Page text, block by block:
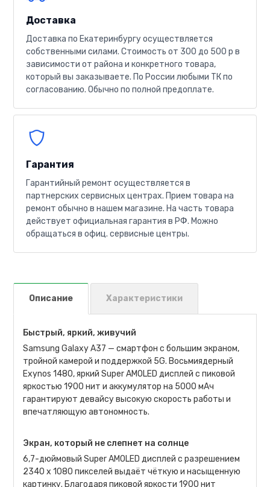
Доставка
Доставка по Екатеринбургу осуществляется
собственными силами. Стоимость от 300 до 500 р в
зависимости от района и конкретного товара,
который вы заказываете. По России любыми ТК по
согласованию. Обычно по полной предоплате.
Гарантия
Гарантийный ремонт осуществляется в
партнерских сервисных центрах. Прием товара на
ремонт обычно в нашем магазине. На часть товара
действует официальная гарантия в РФ. Можно
обращаться в офиц. сервисные центры.
Описание Характеристики
Быстрый, яркий, живучий
Samsung Galaxy A37 — смартфон с большим экраном,
тройной камерой и поддержкой 5G. Восьмиядерный
Exynos 1480, яркий Super AMOLED дисплей с пиковой
яркостью 1900 нит и аккумулятор на 5000 мАч
гарантируют девайсу высокую скорость работы и
впечатляющую автономность.
Экран, который не слепнет на солнце
6,7-дюймовый Super AMOLED дисплей с разрешением
2340 x 1080 пикселей выдаёт чёткую и насыщенную
картинку. Благодаря пиковой яркости 1900 нит